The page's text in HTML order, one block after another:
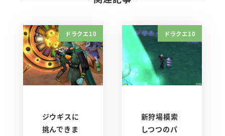
ドラクエ10
ジウギスに
挑んできま
ドラクエ10
新狩場模索
しつつのパ